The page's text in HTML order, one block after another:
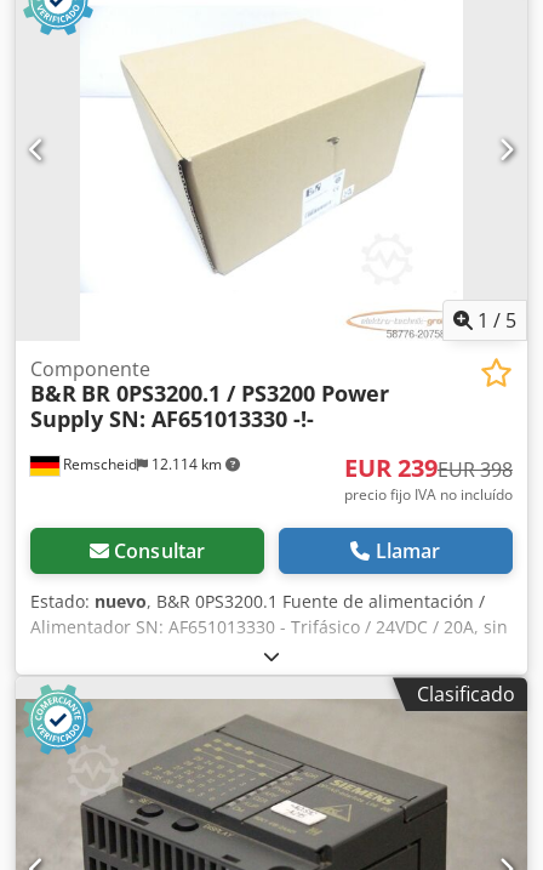
1 / 5
Remscheid 12.114 km
Componente
B&R BR 0PS3200.1 / PS3200 Power
Supply SN: AF651013330 -!-
EUR 239EUR 398
precio fijo IVA no incluído
Consultar Llamar
Estado: nuevo, B&R 0PS3200.1 Fuente de alimentación /
Alimentador SN: AF651013330 - Trifásico / 24VDC / 20A, sin
usar en embalaje original abierto (el film protector aún
sellado), 100% funcional, entrega según fotos. Dcodpfx Aex
Ht A Eodzsk
Clasificado